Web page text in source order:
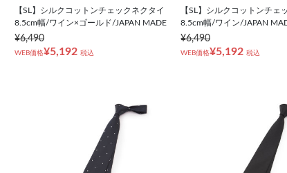
【SL】シルクコットンチェックネクタイ
8.5cm幅/ワイン×ゴールド/JAPAN MADE
¥6,490
WEB価格¥5,192 税込
【SL】シルクコットンチェ
8.5cm幅/ワイン/JAPAN
¥6,490
WEB価格¥5,192 税込